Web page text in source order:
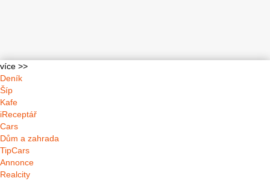
více >>
Deník
Šíp
Kafe
iReceptář
Cars
Dům a zahrada
TipCars
Annonce
Realcity